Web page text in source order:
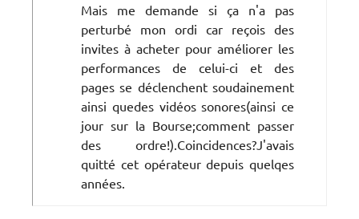
Mais me demande si ça n'a pas
perturbé mon ordi car reçois des
invites à acheter pour améliorer les
performances de celui-ci et des
pages se déclenchent soudainement
ainsi quedes vidéos sonores(ainsi ce
jour sur la Bourse;comment passer
des ordre!).Coincidences?J'avais
quitté cet opérateur depuis quelqes
années.